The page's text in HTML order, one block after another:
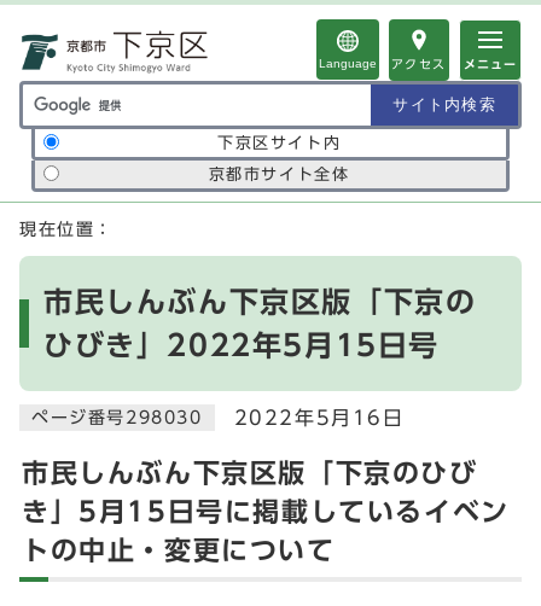
Language アクセス メニュー
サイト内検索の範囲
下京区サイト内
京都市サイト全体
ここから本文です
現在位置：
市民しんぶん下京区版「下京の
ひびき」2022年5月15日号
ページ番号298030 2022年5月16日
市民しんぶん下京区版「下京のひび
き」5月15日号に掲載しているイベン
トの中止・変更について